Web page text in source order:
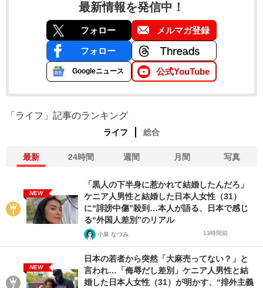
最新情報を発信中！
フォロー メルマガ登録
フォロー
Googleニュース 公式YouTube
「ライフ」記事のランキング
ライフ 総合
最新 24時間 週間 月間 写真
NEW
「黒人の下半身に惹かれて結婚したんだろ」
ケニア人男性と結婚した日本人女性（31）
に“誹謗中傷”殺到…本人が語る、日本で感じ
る“外国人差別”のリアル
小泉 なつみ 13時間前
NEW
日本の若者から突然「大麻売ってない？」と
言われ…「侮辱だし差別」ケニア人男性と結
婚した日本人女性（31）が明かす、“排外主義